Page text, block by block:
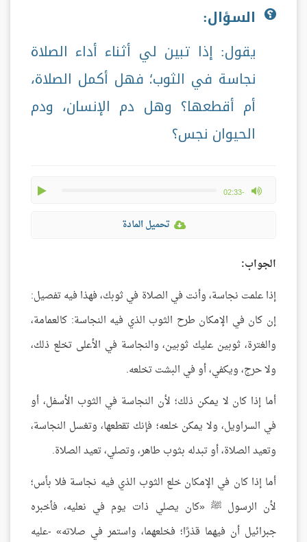
السؤال:
يقول: إذا تبين لي أثناء أداء الصلاة
نجاسة في الثوب؛ فهل أكمل الصلاة،
أم أقطعها؟ وهل دم الإنسان، ودم
الحيوان نجس؟
-02:33
max volume
تحميل المادة
الجواب:
إذا علمت نجاسة، وأنت في الصلاة في ثوبك، فهذا فيه تفصيل:
إن كان في الإمكان طرح الثوب الذي فيه النجاسة: كالعمامة،
والغترة، ثوبين عليك ثوبين، والنجاسة في الأعلى تخلع ذلك،
ولا حرج، ويكفي، أو في البشت تخلعه.
أما إذا كان لا يمكن ذلك؛ لأن النجاسة في الثوب الأسفل، أو
في السراويل، ولا يمكن خلعه؛ فإنك تقطعها، وتغسل النجاسة،
وتعيد الصلاة، أو تبدله بثوب طاهر، وتصلي، تعيد الصلاة.
أما إذا كان في الإمكان خلع الثوب الذي فيه نجاسة فلا بأس؛
لأن الرسول ﷺ «كان يصلي ذات يوم في نعليه، فأخبره
جبرائيل أن فيهما قذرًا؛ فخلعهما، واستمر في صلاته» -عليه